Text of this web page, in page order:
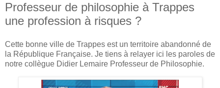
Professeur de philosophie à Trappes
une profession à risques ?
Cette bonne ville de Trappes est un territoire abandonné de
la République Française. Je tiens à relayer ici les paroles de
notre collègue Didier Lemaire Professeur de Philosophie.